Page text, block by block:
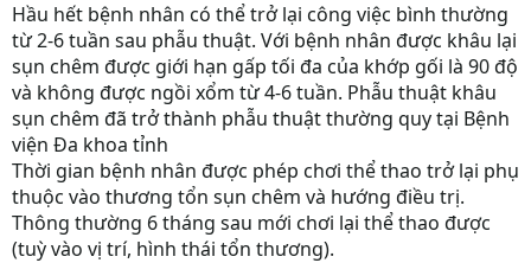
Hầu hết bệnh nhân có thể trở lại công việc bình thường
từ 2-6 tuần sau phẫu thuật. Với bệnh nhân được khâu lại
sụn chêm được giới hạn gấp tối đa của khớp gối là 90 độ
và không được ngồi xổm từ 4-6 tuần. Phẫu thuật khâu
sụn chêm đã trở thành phẫu thuật thường quy tại Bệnh
viện Đa khoa tỉnh
Thời gian bệnh nhân được phép chơi thể thao trở lại phụ
thuộc vào thương tổn sụn chêm và hướng điều trị.
Thông thường 6 tháng sau mới chơi lại thể thao được
(tuỳ vào vị trí, hình thái tổn thương).